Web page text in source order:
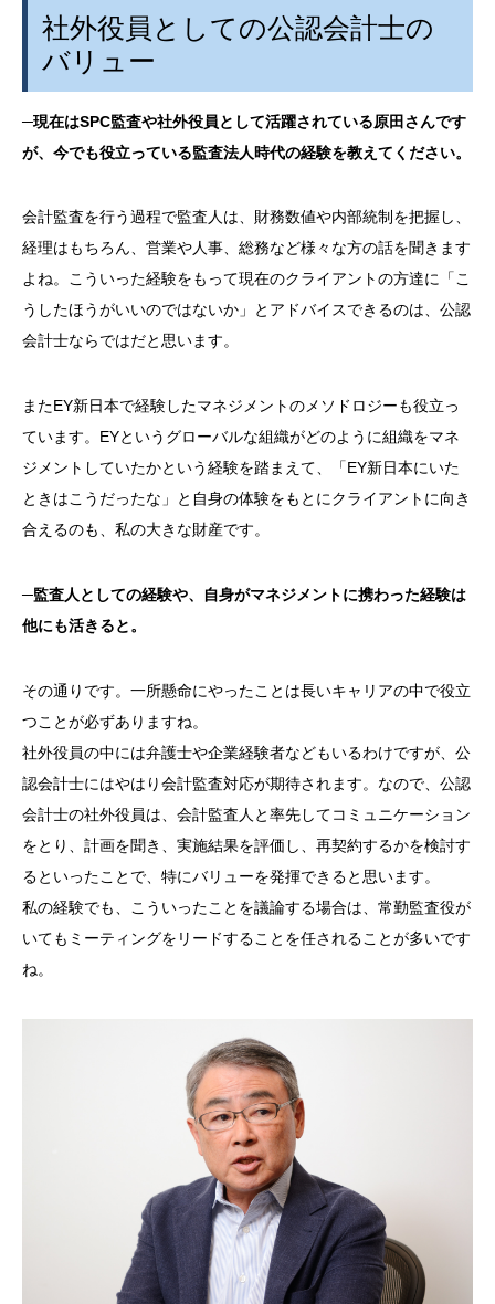
社外役員としての公認会計士の
バリュー
─現在はSPC監査や社外役員として活躍されている原田さんです
が、今でも役立っている監査法人時代の経験を教えてください。
会計監査を行う過程で監査人は、財務数値や内部統制を把握し、
経理はもちろん、営業や人事、総務など様々な方の話を聞きます
よね。こういった経験をもって現在のクライアントの方達に「こ
うしたほうがいいのではないか」とアドバイスできるのは、公認
会計士ならではだと思います。
またEY新日本で経験したマネジメントのメソドロジーも役立っ
ています。 EYというグローバルな組織がどのように組織をマネ
ジメントしていたかという経験を踏まえて、「EY新日本にいた
ときはこうだったな」と自身の体験をもとにクライアントに向き
合えるのも、私の大きな財産です。
─監査人としての経験や、自身がマネジメントに携わった経験は
他にも活きると。
その通りです。一所懸命にやったことは長いキャリアの中で役立
つことが必ずありますね。
社外役員の中には弁護士や企業経験者などもいるわけですが、公
認会計士にはやはり会計監査対応が期待されます。なので、公認
会計士の社外役員は、会計監査人と率先してコミュニケーション
をとり、計画を聞き、実施結果を評価し、再契約するかを検討す
るといったことで、特にバリューを発揮できると思います。
私の経験でも、こういったことを議論する場合は、常勤監査役が
いてもミーティングをリードすることを任されることが多いです
ね。